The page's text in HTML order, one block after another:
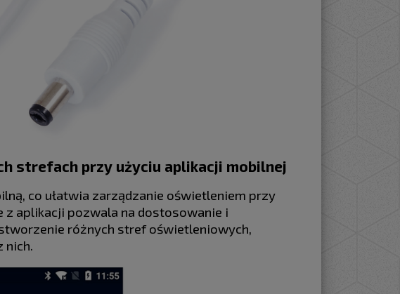
strefach przy użyciu aplikacji mobilnej
co ułatwia zarządzanie oświetleniem przy
aplikacji pozwala na dostosowanie i
różnych stref oświetleniowych,
nich.